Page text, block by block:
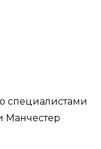
специалистами
Манчестер